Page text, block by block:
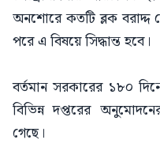
অনশোরে কতটি ব্লক বরাদ্দ
পরে এ বিষয়ে সিদ্ধান্ত হবে।
বর্তমান সরকারের ১৮০
বিভিন্ন দপ্তরের
গেছে।